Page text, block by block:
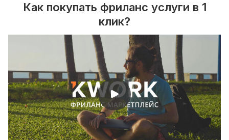
Как покупать фриланс услуги в 1
клик?